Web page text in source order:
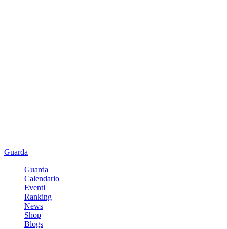
Guarda
Guarda
Calendario
Eventi
Ranking
News
Shop
Blogs